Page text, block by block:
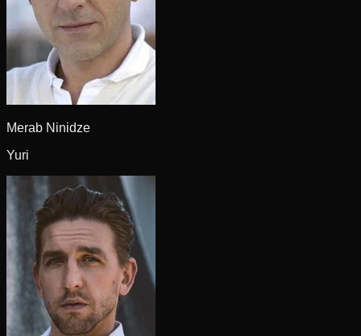
Merab Ninidze
Yuri